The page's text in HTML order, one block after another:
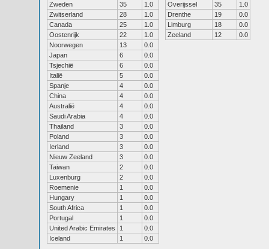
Zweden
35
1.0
Zwitserland
28
1.0
Canada
25
1.0
Oostenrijk
22
1.0
Noorwegen
13
0.0
Japan
6
0.0
Tsjechië
6
0.0
Italië
5
0.0
Spanje
4
0.0
China
4
0.0
Australië
4
0.0
Saudi Arabia
4
0.0
Thailand
3
0.0
Poland
3
0.0
Ierland
3
0.0
Nieuw Zeeland
3
0.0
Taiwan
2
0.0
Luxenburg
2
0.0
Roemenie
1
0.0
Hungary
1
0.0
South Africa
1
0.0
Portugal
1
0.0
United Arabic Emirates
1
0.0
Iceland
1 0.0
Overijssel
35
1.0
Drenthe
19
0.0
Limburg
18
0.0
Zeeland
12 0.0